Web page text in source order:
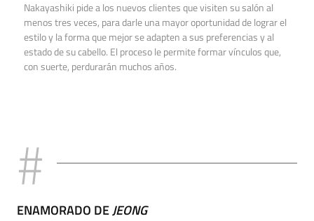
Nakayashiki pide a los nuevos clientes que visiten su salón al
menos tres veces, para darle una mayor oportunidad de lograr el
estilo y la forma que mejor se adapten a sus preferencias y al
estado de su cabello. El proceso le permite formar vínculos que,
con suerte, perdurarán muchos años.
ENAMORADO DEJEONG